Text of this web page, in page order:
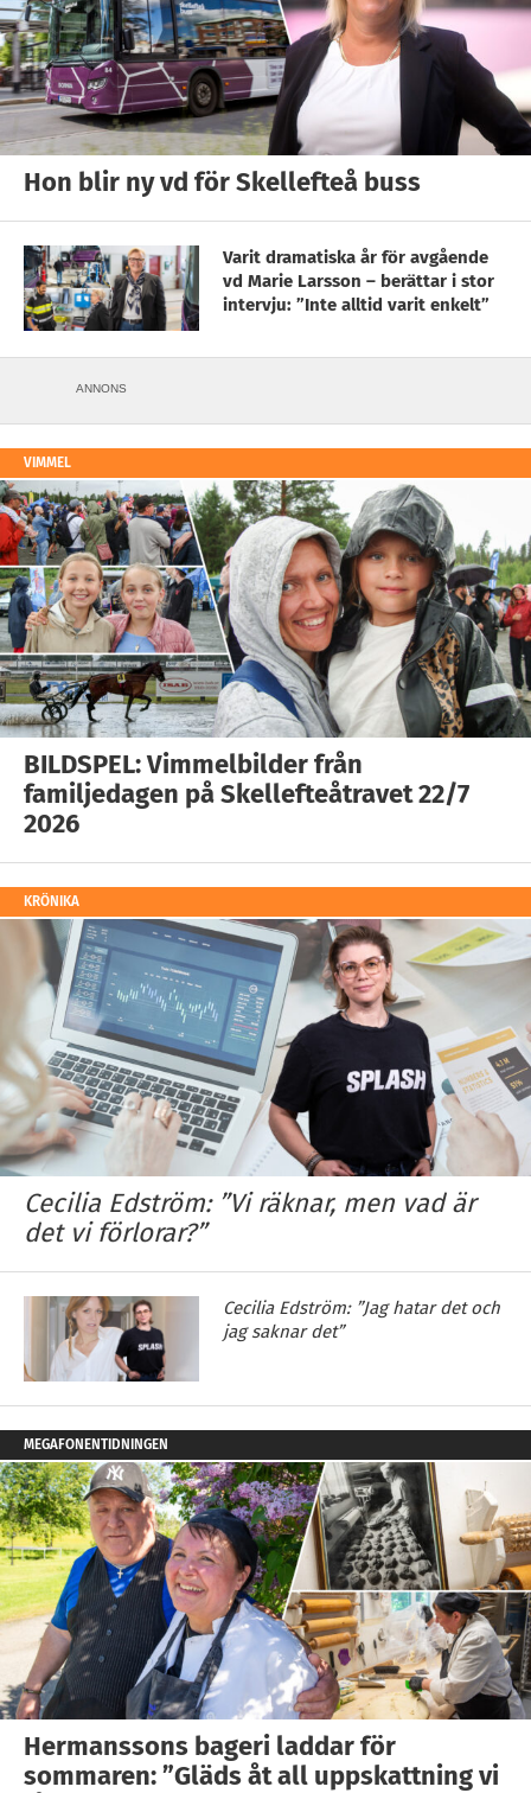
Hon blir ny vd för Skellefteå buss
Varit dramatiska år för avgående
vd Marie Larsson – berättar i stor
intervju: ”Inte alltid varit enkelt”
ANNONS
VIMMEL
BILDSPEL: Vimmelbilder från
familjedagen på Skellefteåtravet 22/7
2026
KRÖNIKA
Cecilia Edström: ”Vi räknar, men vad är
det vi förlorar?”
Cecilia Edström: ”Jag hatar det och
jag saknar det”
MEGAFONENTIDNINGEN
Hermanssons bageri laddar för
sommaren: ”Gläds åt all uppskattning vi